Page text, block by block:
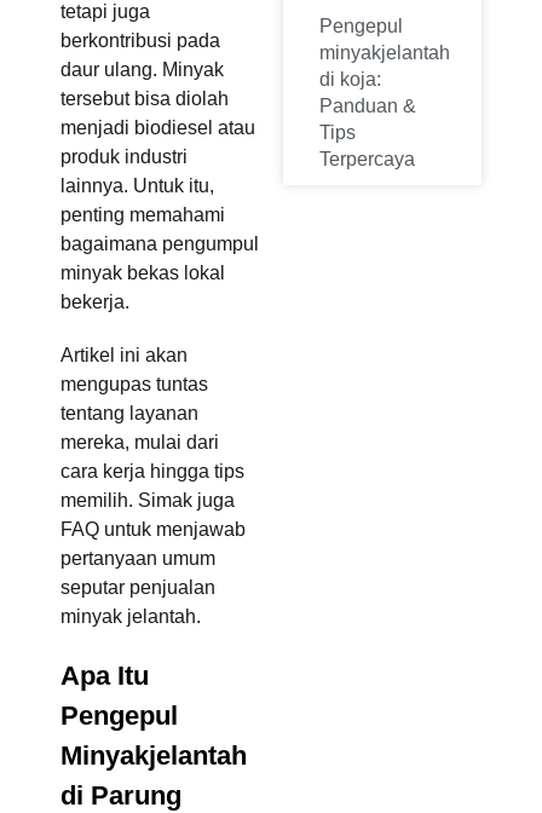
tetapi juga
berkontribusi pada
daur ulang. Minyak
tersebut bisa diolah
menjadi biodiesel atau
produk industri
lainnya. Untuk itu,
penting memahami
bagaimana pengumpul
minyak bekas lokal
bekerja.
Artikel ini akan
mengupas tuntas
tentang layanan
mereka, mulai dari
cara kerja hingga tips
memilih. Simak juga
FAQ untuk menjawab
pertanyaan umum
seputar penjualan
minyak jelantah.
Apa Itu
Pengepul
Minyakjelantah
di Parung
Pengepul
minyakjelantah
di koja:
Panduan &
Tips
Terpercaya